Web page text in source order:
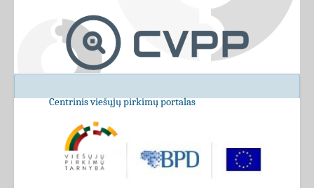
Centrinis viešųjų pirkimų portalas